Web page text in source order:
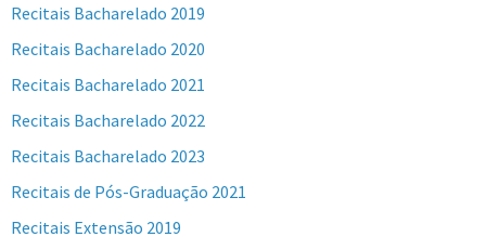
Recitais Bacharelado 2019
Recitais Bacharelado 2020
Recitais Bacharelado 2021
Recitais Bacharelado 2022
Recitais Bacharelado 2023
Recitais de Pós-Graduação 2021
Recitais Extensão 2019